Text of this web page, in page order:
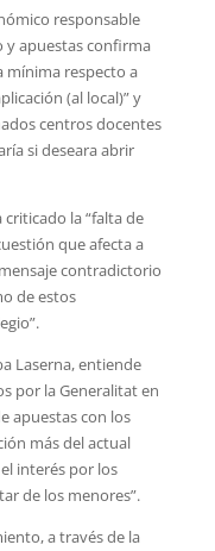
responsable
y apuestas confirma
mínima respecto a
(al local)” y
centros docentes
si deseara abrir
la “falta de
que afecta a
contradictorio
de estos
Laserna, entiende
por la Generalitat en
apuestas con los
más del actual
interés por los
de los menores”.
a través de la